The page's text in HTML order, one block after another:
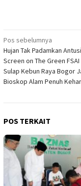
Navigasi
pos
Pos sebelumnya
Hujan Tak Padamkan
Screen on The Green FSAI
Sulap Kebun Raya Bogor
Bioskop Alam Penuh
POS TERKAIT